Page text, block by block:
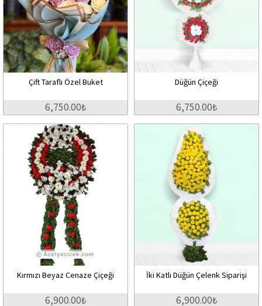
Çift Taraflı Özel Buket
6,750.00₺
Düğün Çiçeği
6,750.00₺
Kırmızı Beyaz Cenaze Çiçeği
6,900.00₺
İki Katlı Düğün Çelenk Siparişi
6,900.00₺